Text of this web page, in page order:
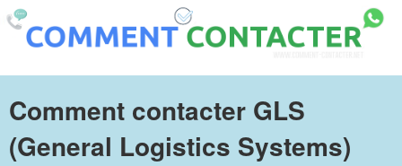
Comment contacter GLS
(General Logistics Systems)